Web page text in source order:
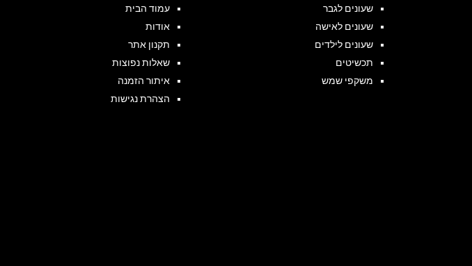
שעונים לגבר
שעונים לאישה
שעונים לילדים
תכשיטים
משקפי שמש
עמוד הבית
אודות
תקנון אתר
שאלות נפוצות
איתור הזמנה
הצהרת נגישות